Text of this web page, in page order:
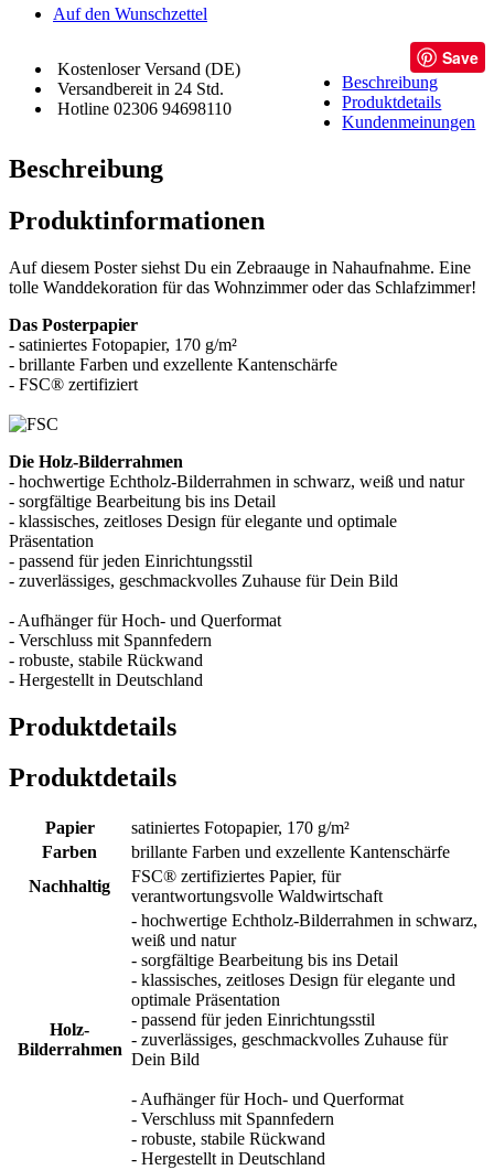
Auf den Wunschzettel
Kostenloser Versand (DE)
Versandbereit in 24 Std.
Hotline 02306 94698110
Save
Beschreibung
Produktdetails
Kundenmeinungen
Beschreibung
Produktinformationen
Auf diesem Poster siehst Du ein Zebraauge in Nahaufnahme. Eine
tolle Wanddekoration für das Wohnzimmer oder das Schlafzimmer!
Das Posterpapier
- satiniertes Fotopapier, 170 g/m²
- brillante Farben und exzellente Kantenschärfe
- FSC® zertifiziert
Die Holz-Bilderrahmen
- hochwertige Echtholz-Bilderrahmen in schwarz, weiß und natur
- sorgfältige Bearbeitung bis ins Detail
- klassisches, zeitloses Design für elegante und optimale
Präsentation
- passend für jeden Einrichtungsstil
- zuverlässiges, geschmackvolles Zuhause für Dein Bild
- Aufhänger für Hoch- und Querformat
- Verschluss mit Spannfedern
- robuste, stabile Rückwand
- Hergestellt in Deutschland
Produktdetails
Produktdetails
Papier
satiniertes Fotopapier, 170 g/m²
Farben
brillante Farben und exzellente Kantenschärfe
Nachhaltig
FSC® zertifiziertes Papier, für
verantwortungsvolle Waldwirtschaft
Holz-
Bilderrahmen
- hochwertige Echtholz-Bilderrahmen in schwarz,
weiß und natur
- sorgfältige Bearbeitung bis ins Detail
- klassisches, zeitloses Design für elegante und
optimale Präsentation
- passend für jeden Einrichtungsstil
- zuverlässiges, geschmackvolles Zuhause für
Dein Bild
- Aufhänger für Hoch- und Querformat
- Verschluss mit Spannfedern
- robuste, stabile Rückwand
- Hergestellt in Deutschland